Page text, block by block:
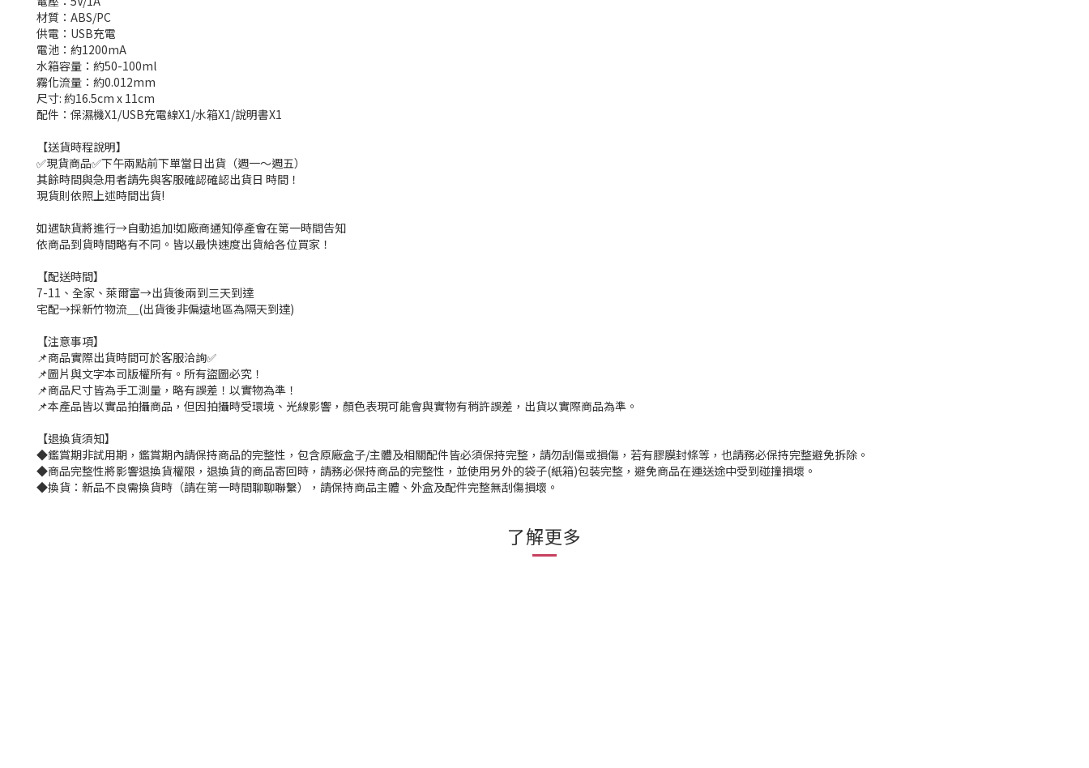
材質：ABS/PC
供電：USB充電
電池：約1200mA
水箱容量：約50-100ml
霧化流量：約0.012mm
尺寸: 約16.5cm x 11cm
配件：保濕機X1/USB充電線X1/水箱X1/說明書X1
【送貨時程說明】
✅現貨商品✅下午兩點前下單當日出貨（週一～週五）
其餘時間與急用者請先與客服確認確認出貨日 時間！
現貨則依照上述時間出貨!
如遇缺貨將進行→自動追加!如廠商通知停產會在第一時間告知
依商品到貨時間略有不同。皆以最快速度出貨給各位買家！
【配送時間】
7-11、全家、萊爾富→出貨後兩到三天到達
宅配→採新竹物流＿(出貨後非偏遠地區為隔天到達)
【注意事項】
📌商品實際出貨時間可於客服洽詢✅
📌圖片與文字本司版權所有。所有盜圖必究！
📌商品尺寸皆為手工測量，略有誤差！以實物為準！
📌本產品皆以實品拍攝商品，但因拍攝時受環境、光線影響，顏色表現可能會與實物有稍許誤差，出貨以實際商品為準。
【退換貨須知】
◆鑑賞期非試用期，鑑賞期內請保持商品的完整性，包含原廠盒子/主體及相關配件皆必須保持完整，請勿刮傷或損傷，若有膠膜封條等，也請務必保持完整避免拆除。
◆商品完整性將影響退換貨權限，退換貨的商品寄回時，請務必保持商品的完整性，並使用另外的袋子(紙箱)包裝完整，避免商品在運送途中受到碰撞損壞。
◆換貨：新品不良需換貨時（請在第一時間聊聊聯繫），請保持商品主體、外盒及配件完整無刮傷損壞。
了解更多